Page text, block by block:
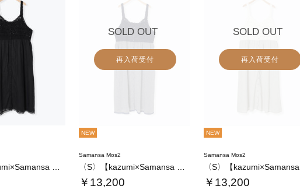
SOLD OUT
再入荷受付
NEW
Samansa Mos2
￥13,200
SOLD OUT
再入荷受付
NEW
Samansa Mos2
￥13,200